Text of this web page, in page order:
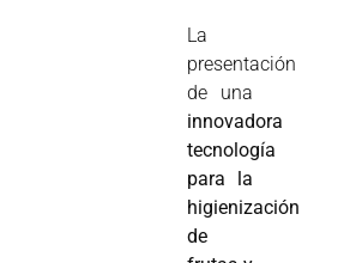
La
presentación
de una
innovadora
tecnología
para la
higienización
de